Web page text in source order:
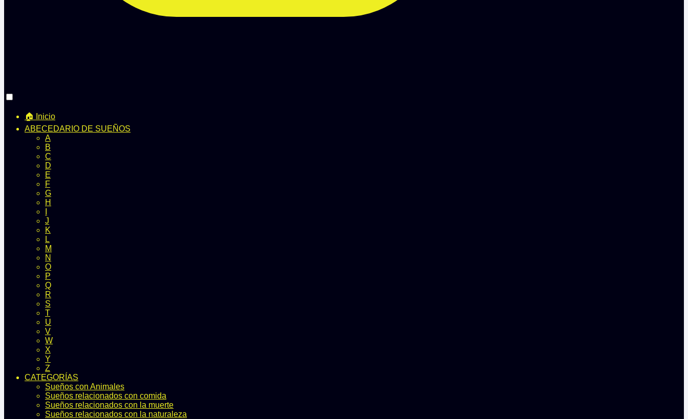
🏠 Inicio
ABECEDARIO DE SUEÑOS
A
B
C
D
E
F
G
H
J
K
L
M
N
O
P
Q
R
S
T
U
V
W
X
Y
Z
CATEGORÍAS
Sueños con Animales
Sueños relacionados con comida
Sueños relacionados con la muerte
Sueños relacionados con la naturaleza